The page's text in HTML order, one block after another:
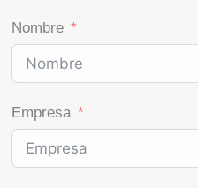
Nombre
Empresa